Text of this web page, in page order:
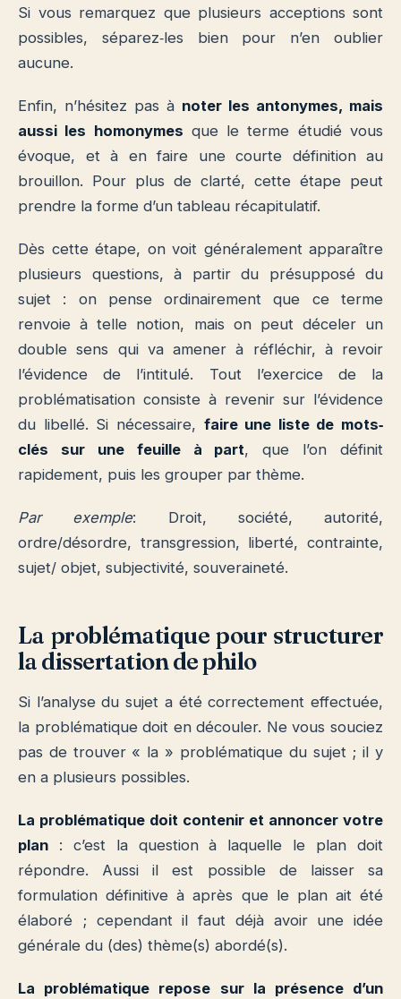
Si vous remarquez que plusieurs acceptions sont
possibles, séparez‐les bien pour n’en oublier
aucune.
Enfin, n’hésitez pas à noter les antonymes, mais
aussi les homonymes que le terme étudié vous
évoque, et à en faire une courte définition au
brouillon. Pour plus de clarté, cette étape peut
prendre la forme d’un tableau récapitulatif.
Dès cette étape, on voit généralement apparaître
plusieurs questions, à partir du présupposé du
sujet : on pense ordinairement que ce terme
renvoie à telle notion, mais on peut déceler un
double sens qui va amener à réfléchir, à revoir
l’évidence de l’intitulé. Tout l’exercice de la
problématisation consiste à revenir sur l’évidence
du libellé. Si nécessaire, faire une liste de mots‐
clés sur une feuille à part, que l’on définit
rapidement, puis les grouper par thème.
Par exemple: Droit, société, autorité,
ordre/désordre, transgression, liberté, contrainte,
sujet/ objet, subjectivité, souveraineté.
La problématique pour structurer
la dissertation de philo
Si l’analyse du sujet a été correctement effectuée,
la problématique doit en découler. Ne vous souciez
pas de trouver « la » problématique du sujet ; il y
en a plusieurs possibles.
La problématique doit contenir et annoncer votre
plan : c’est la question à laquelle le plan doit
répondre. Aussi il est possible de laisser sa
formulation définitive à après que le plan ait été
élaboré ; cependant il faut déjà avoir une idée
générale du (des) thème(s) abordé(s).
La problématique repose sur la présence d’un